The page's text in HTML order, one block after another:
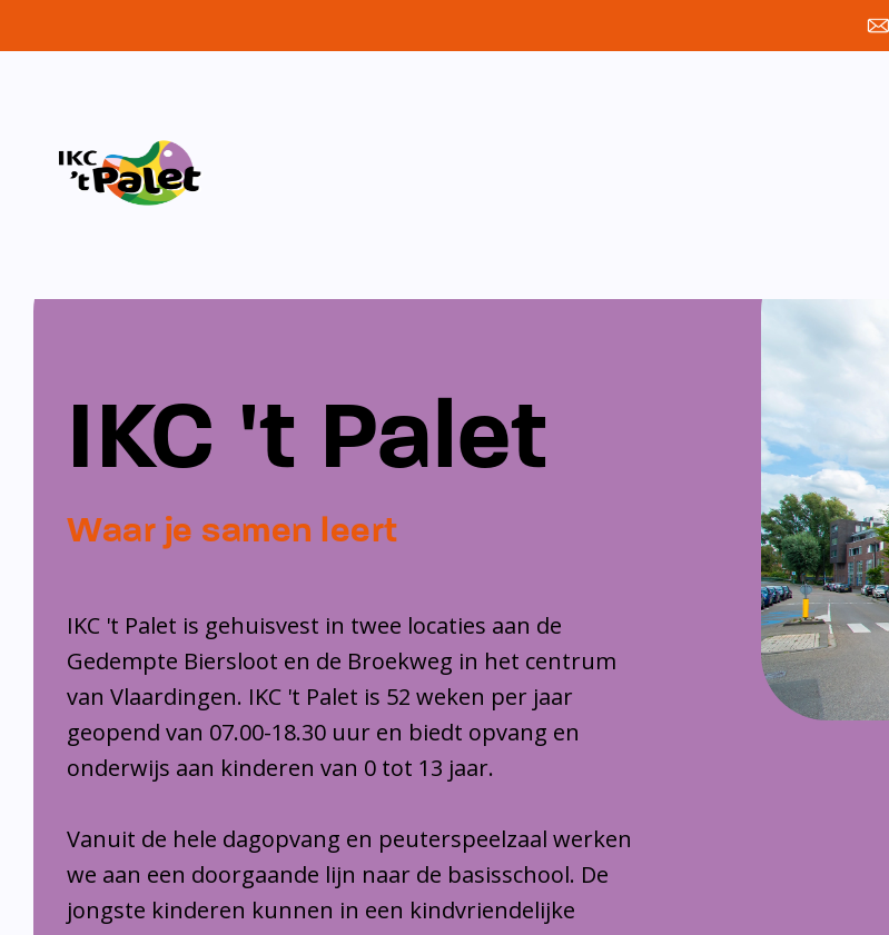
IKC 't Palet
Waar je samen leert
IKC 't Palet is gehuisvest in twee locaties aan de
Gedempte Biersloot en de Broekweg in het centrum
van Vlaardingen. IKC 't Palet is 52 weken per jaar
geopend van 07.00-18.30 uur en biedt opvang en
onderwijs aan kinderen van 0 tot 13 jaar.
Vanuit de hele dagopvang en peuterspeelzaal werken
we aan een doorgaande lijn naar de basisschool. De
jongste kinderen kunnen in een kindvriendelijke